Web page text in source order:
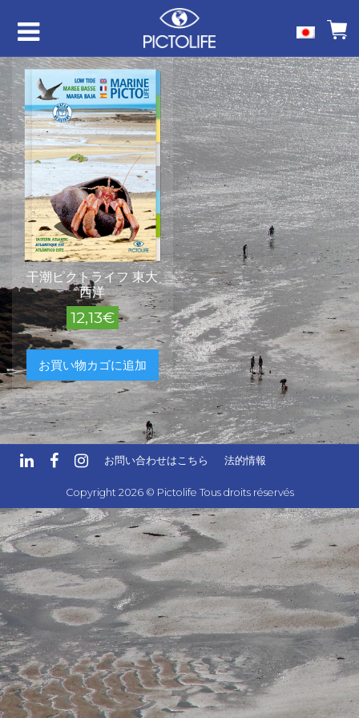
干潮ピクトライフ 東大
西洋
12,13€
お買い物カゴに追加
お問い合わせはこちら 法的情報
Copyright 2026 © Pictolife Tous droits réservés